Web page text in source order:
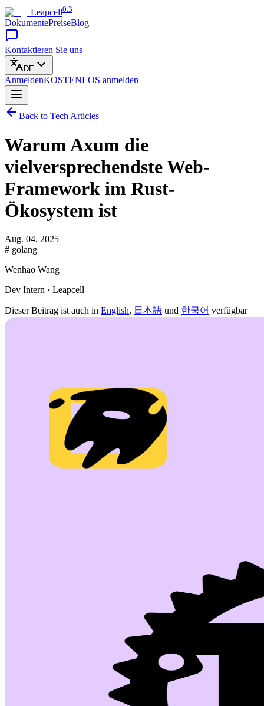
Leapcell0.3
DokumentePreiseBlog
Kontaktieren Sie uns
DE
AnmeldenKOSTENLOS anmelden
Back to Tech Articles
Warum Axum die
vielversprechendste Web-
Framework im Rust-
Ökosystem ist
Aug. 04, 2025
# golang
Wenhao Wang
Dev Intern · Leapcell
Dieser Beitrag ist auch in English, 日本語 und 한국어 verfügbar